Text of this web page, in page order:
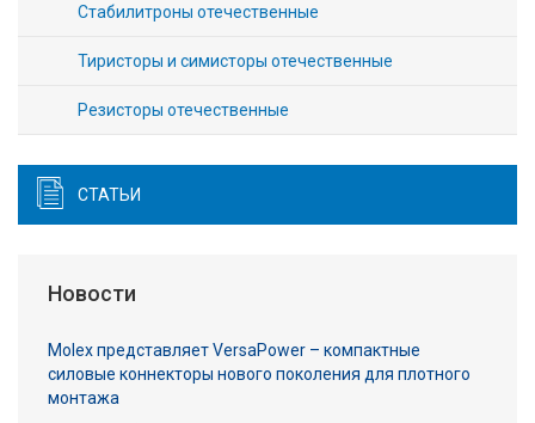
Стабилитроны отечественные
Тиристоры и симисторы отечественные
Резисторы отечественные
СТАТЬИ
Новости
Molex представляет VersaPower – компактные
силовые коннекторы нового поколения для плотного
монтажа